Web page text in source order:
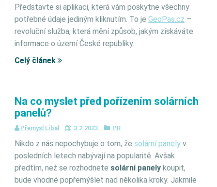
Představte si aplikaci, která vám poskytne všechny
potřebné údaje jediným kliknutím. To je GeoPas.cz –
revoluční služba, která mění způsob, jakým získáváte
informace o území České republiky.
Celý článek
Na co myslet před pořízením solárních
panelů?
Přemysl Líbal 3.2.2023 PR
Nikdo z nás nepochybuje o tom, že solární panely v
posledních letech nabývají na popularitě. Avšak
předtím, než se rozhodnete solární panely koupit,
bude vhodné popřemýšlet nad několika kroky. Jakmile